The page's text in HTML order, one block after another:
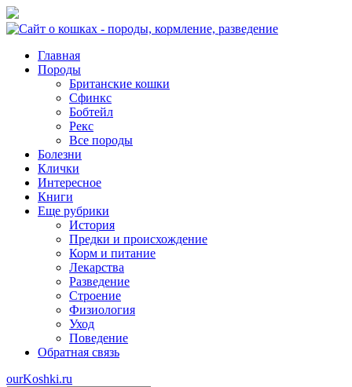
Главная
Породы
Британские кошки
Сфинкс
Бобтейл
Рекс
Все породы
Болезни
Клички
Интересное
Книги
Еще рубрики
История
Предки и происхождение
Корм и питание
Лекарства
Разведение
Строение
Физиология
Уход
Поведение
Обратная связь
ourKoshki.ru